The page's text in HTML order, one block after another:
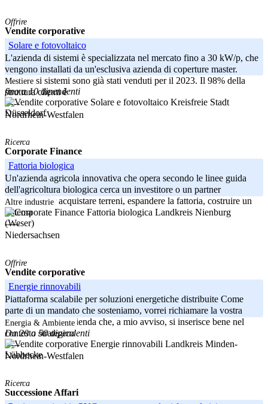
Offrire
Vendite corporative
Solare e fotovoltaico
L'azienda di sistemi è specializzata nel mercato fino a 30 kW/p, che
vengono installati da un'esclusiva azienda di coperture master.
Numerosi sistemi sono già stati venduti per il 2023. Il 98% della
struttura clienti è
-----
Nordrhein-Westfalen
Mestiere
fino a 10 dipendenti
Kreisfreie Stadt
Düsseldorf
Ricerca
Corporate Finance
Fattoria biologica
Un'azienda agricola innovativa che opera secondo le linee guida
dell'agricoltura biologica cerca un investitore o un partner
silenzioso per acquistare terreni, espandere la fattoria, costruire un
sistema
-----
Niedersachsen
Altre industrie
Landkreis Nienburg
(Weser)
Offrire
Vendite corporative
Energie rinnovabili
Piattaforma scalabile per soluzioni energetiche distribuite Come
parte di un mandato che sosteniamo, vorrei richiamare la vostra
attenzione su un'azienda che, a mio avviso, si inserisce bene nel
contesto strategico
-----
Nordrhein-Westfalen
Energia & Ambiente
Da 20 a 50 dipendenti
Landkreis Minden-
Lübbecke
Ricerca
Successione Affari